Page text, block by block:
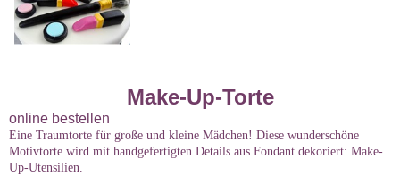
Make-Up-Torte
online bestellen
Eine Traumtorte für große und kleine Mädchen! Diese wunderschöne
Motivtorte wird mit handgefertigten Details aus Fondant dekoriert: Make-
Up-Utensilien.